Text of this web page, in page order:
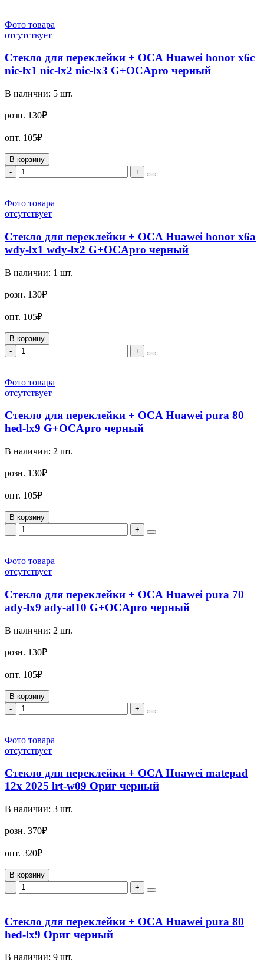
Фото товара
отсутствует
Стекло для переклейки + OCA Huawei honor x6c
nic-lx1 nic-lx2 nic-lx3 G+OCApro черный
В наличии: 5 шт.
розн. 130₽
опт. 105₽
В корзину
-
+
Фото товара
отсутствует
Стекло для переклейки + OCA Huawei honor x6a
wdy-lx1 wdy-lx2 G+OCApro черный
В наличии: 1 шт.
розн. 130₽
опт. 105₽
В корзину
-
+
Фото товара
отсутствует
Стекло для переклейки + OCA Huawei pura 80
hed-lx9 G+OCApro черный
В наличии: 2 шт.
розн. 130₽
опт. 105₽
В корзину
-
+
Фото товара
отсутствует
Стекло для переклейки + OCA Huawei pura 70
ady-lx9 ady-al10 G+OCApro черный
В наличии: 2 шт.
розн. 130₽
опт. 105₽
В корзину
-
+
Фото товара
отсутствует
Стекло для переклейки + OCA Huawei matepad
12x 2025 lrt-w09 Ориг черный
В наличии: 3 шт.
розн. 370₽
опт. 320₽
В корзину
-
+
Стекло для переклейки + OCA Huawei pura 80
hed-lx9 Ориг черный
В наличии: 9 шт.